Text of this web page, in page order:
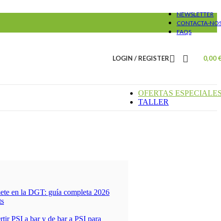
NEWSLETTER
CONTACTA-
FAQS
LOGIN / REGISTER 0,00
en la DGT: guía completa 2026
PSI a bar y de bar a PSI para
OFERTAS
TALLER